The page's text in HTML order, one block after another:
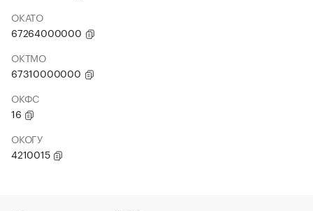
ОКАТО
67264000000
ОКТМО
67310000000
ОКФС
16
ОКОГУ
4210015